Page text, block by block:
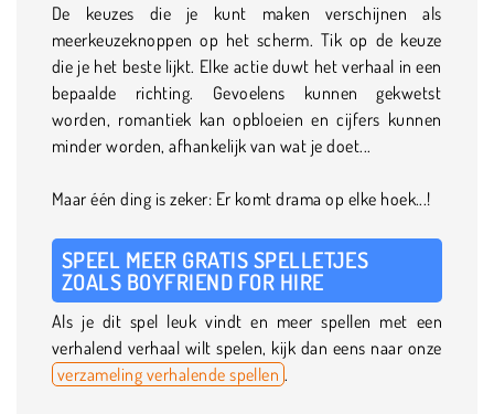
De keuzes die je kunt maken verschijnen als
meerkeuzeknoppen op het scherm. Tik op de keuze
die je het beste lijkt. Elke actie duwt het verhaal in een
bepaalde richting. Gevoelens kunnen gekwetst
worden, romantiek kan opbloeien en cijfers kunnen
minder worden, afhankelijk van wat je doet...
Maar één ding is zeker: Er komt drama op elke hoek...!
SPEEL MEER GRATIS SPELLETJES
ZOALS BOYFRIEND FOR HIRE
Als je dit spel leuk vindt en meer spellen met een
verhalend verhaal wilt spelen, kijk dan eens naar onze
verzameling verhalende spellen .